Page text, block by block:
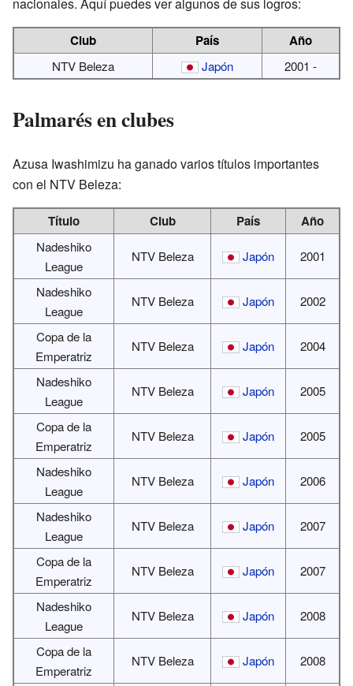
Club País Año
NTV Beleza Japón 2001 -
Palmarés en clubes
Azusa Iwashimizu ha ganado varios títulos importantes
con el NTV Beleza:
Título Club País Año
Nadeshiko
League
NTV Beleza Japón 2001
Nadeshiko
League
NTV Beleza Japón 2002
Copa de la
Emperatriz
NTV Beleza Japón 2004
Nadeshiko
League
NTV Beleza Japón 2005
Copa de la
Emperatriz
NTV Beleza Japón 2005
Nadeshiko
League
NTV Beleza Japón 2006
Nadeshiko
League
NTV Beleza Japón 2007
Copa de la
Emperatriz
NTV Beleza Japón 2007
Nadeshiko
League
NTV Beleza Japón 2008
Copa de la
Emperatriz
NTV Beleza Japón 2008